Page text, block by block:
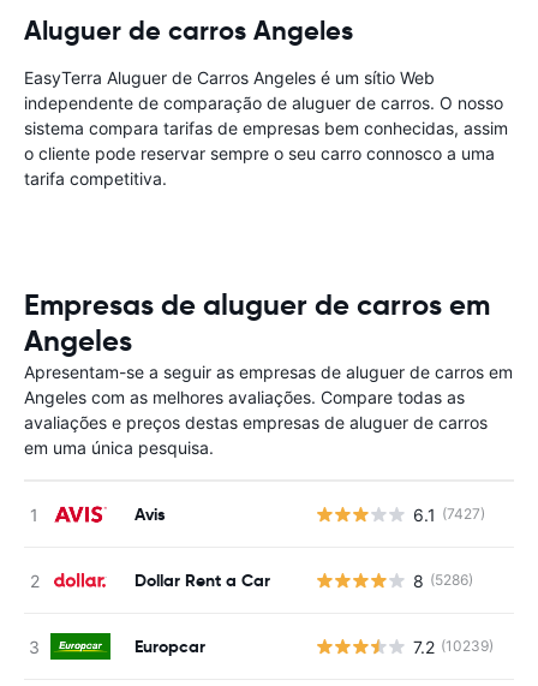
Aluguer de carros Angeles
EasyTerra Aluguer de Carros Angeles é um sítio Web
independente de comparação de aluguer de carros. O nosso
sistema compara tarifas de empresas bem conhecidas, assim
o cliente pode reservar sempre o seu carro connosco a uma
tarifa competitiva.
Empresas de aluguer de carros em
Angeles
Apresentam-se a seguir as empresas de aluguer de carros em
Angeles com as melhores avaliações. Compare todas as
avaliações e preços destas empresas de aluguer de carros
em uma única pesquisa.
Avis 6.1 (7427)
Dollar Rent a Car 8 (5286)
Europcar 7.2 (10239)